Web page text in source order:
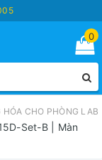
0
CHO PHÒNG LAB
Set-B | Màn